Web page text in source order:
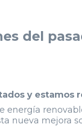
del
y estamos
nueva mejora